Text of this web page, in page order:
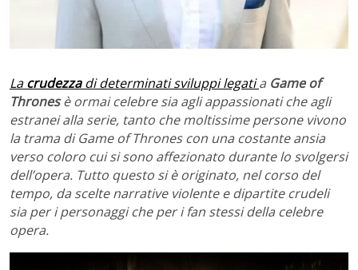
Lacrudezzadi determinati sviluppi legatia Game of
Thronesè ormai celebre sia agli appassionati che agli
estranei alla serie, tanto che moltissime persone vivono
la trama di Game of Thrones con una costante ansia
verso coloro cui si sono affezionato durante lo svolgersi
dell’opera. Tutto questo si è originato, nel corso del
tempo, da scelte narrative violente e dipartite crudeli
sia per i personaggi che per i fan stessi della celebre
opera.